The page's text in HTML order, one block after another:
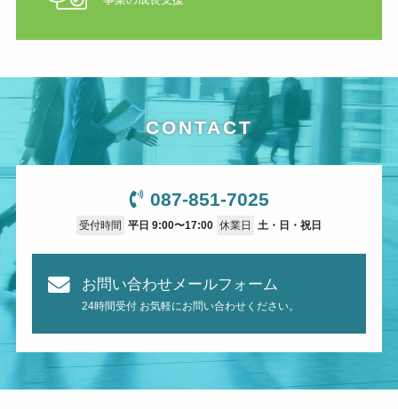
CONTACT
087-851-7025
受付時間 平日 9:00〜17:00 休業日 土・日・祝日
お問い合わせメールフォーム
24時間受付 お気軽にお問い合わせください。